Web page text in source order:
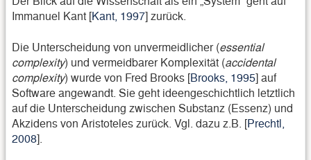
Immanuel Kant [Kant, 1997] zurück.
Die Unterscheidung von unvermeidlicher (essential
complexity) und vermeidbarer Komplexität (accidental
complexity) wurde von Fred Brooks [Brooks, 1995] auf
Software angewandt. Sie geht ideengeschichtlich letztlich
auf die Unterscheidung zwischen Substanz (Essenz) und
Akzidens von Aristoteles zurück. Vgl. dazu z.B. [Prechtl,
2008].